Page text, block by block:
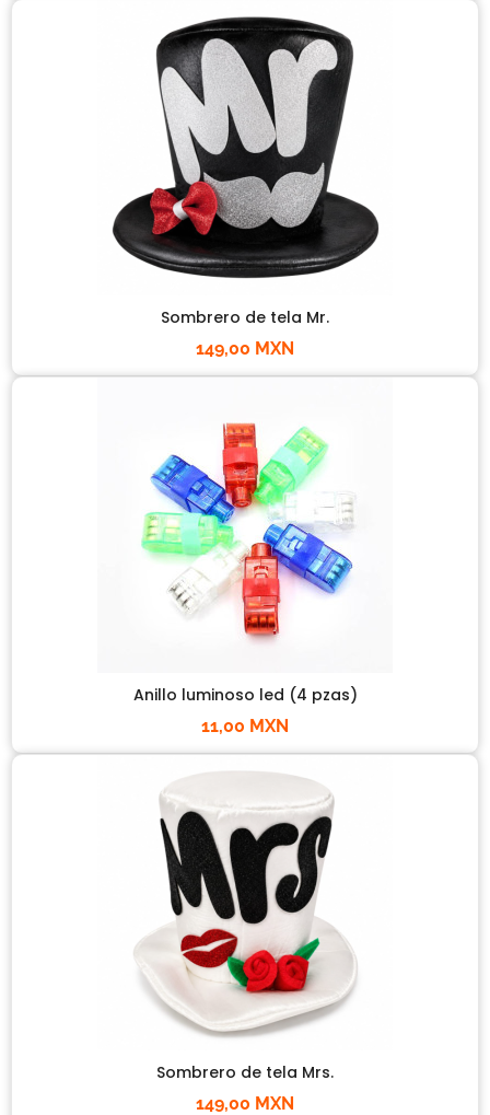
Sombrero de tela Mr.
149,00 MXN
Anillo luminoso led (4 pzas)
11,00 MXN
Sombrero de tela Mrs.
149,00 MXN